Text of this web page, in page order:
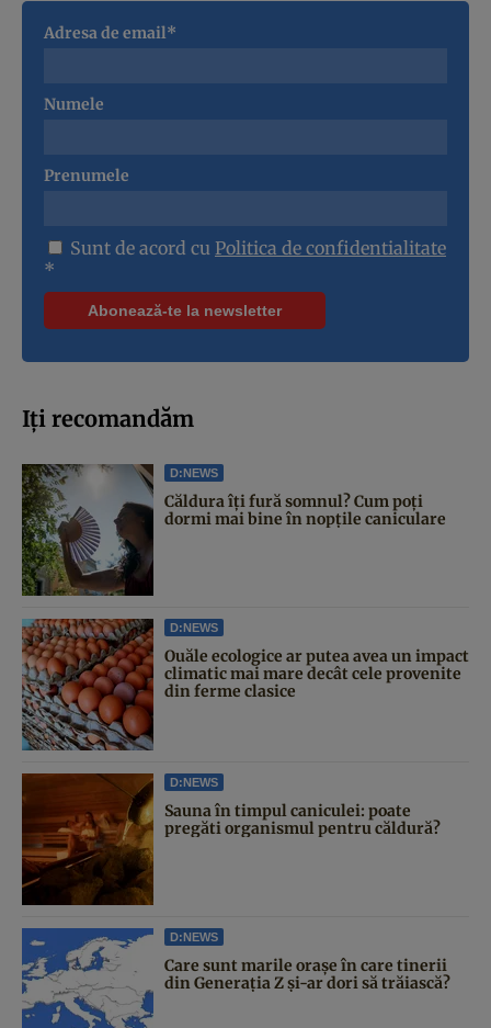
Adresa de email*
Numele
Prenumele
Sunt de acord cu Politica de confidentialitate
*
Iți recomandăm
D:NEWS
Căldura îți fură somnul? Cum poți
dormi mai bine în nopțile caniculare
D:NEWS
Ouăle ecologice ar putea avea un impact
climatic mai mare decât cele provenite
din ferme clasice
D:NEWS
Sauna în timpul caniculei: poate
pregăti organismul pentru căldură?
D:NEWS
Care sunt marile orașe în care tinerii
din Generația Z și-ar dori să trăiască?